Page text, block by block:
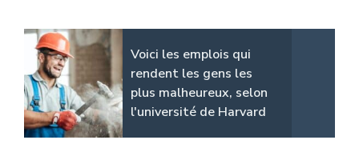
Voici les emplois qui
rendent les gens les
plus malheureux, selon
l'université de Harvard